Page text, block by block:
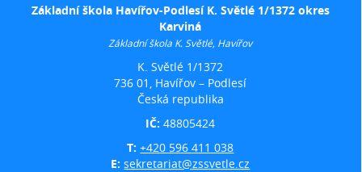
Základní škola Havířov-Podlesí K. Světlé 1/1372 okres
Karviná
Základní škola K. Světlé, Havířov
K. Světlé 1/1372
736 01, Havířov – Podlesí
Česká republika
IČ:48805424
T:+420 596 411 038
E:sekretariat@zssvetle.cz